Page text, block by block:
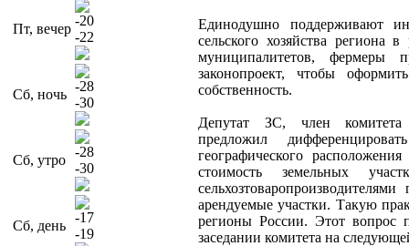
Пт, вечер
-20
-22
Сб, ночь
-28
-30
Сб, утро
-28
-30
Сб, день
-17
-19
Единодушно поддерживают
сельского хозяйства региона
муниципалитетов, фермеры
законопроект, чтобы
собственность.
Депутат ЗС, член комитета
предложил
географического
стоимость земельных
арендуемые участки. Такую
регионы России. Этот вопрос
заседании комитета на